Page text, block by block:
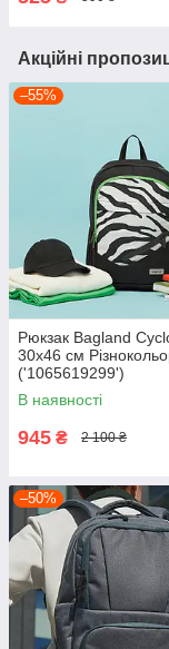
Акційні
–55%
Рюкзак Bagland
30х46 см
('1065619299')
В наявності
945 ₴ 2 100 ₴
–50%